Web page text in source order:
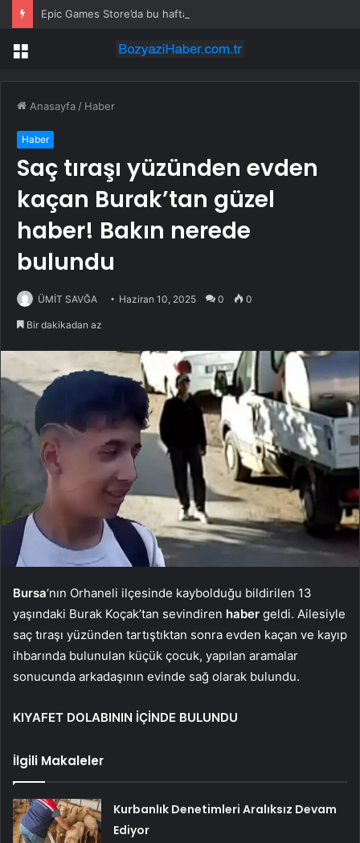
Menü
Anasayfa / Haber
Haber
Saç tıraşı yüzünden evden
kaçan Burak’tan güzel
haber! Bakın nerede
bulundu
ÜMİT SAVĞA Haziran 10, 2025 0 0
Bir dakikadan az
Bursa‘nın Orhaneli ilçesinde kaybolduğu bildirilen 13
yaşındaki Burak Koçak’tan sevindiren haber geldi. Ailesiyle
saç tıraşı yüzünden tartıştıktan sonra evden kaçan ve kayıp
ihbarında bulunulan küçük çocuk, yapılan aramalar
sonucunda arkadaşının evinde sağ olarak bulundu.
KIYAFET DOLABININ İÇİNDE BULUNDU
İlgili Makaleler
Kurbanlık Denetimleri Aralıksız Devam
Ediyor